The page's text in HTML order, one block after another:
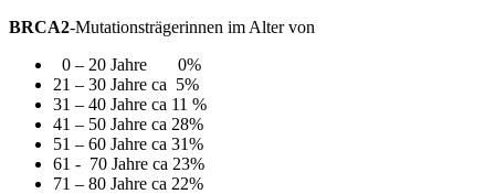
BRCA2-Mutationsträgerinnen im Alter von
0 – 20 Jahre 0%
21 – 30 Jahre ca 5%
31 – 40 Jahre ca 11 %
41 – 50 Jahre ca 28%
51 – 60 Jahre ca 31%
61 - 70 Jahre ca 23%
71 – 80 Jahre ca 22%